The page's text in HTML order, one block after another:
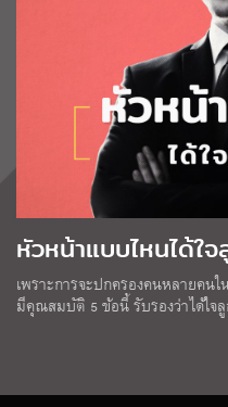
หัวหน้าแบบไหนได้ใ
เพราะการจะปกครองคนหลายคนใ
มีคุณสมบัติ 5 ข้อนี้ รับรองว่าได้ใจ